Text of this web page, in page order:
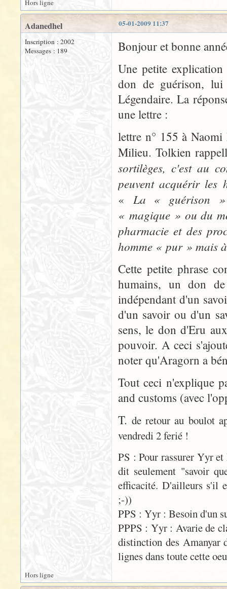
Hors ligne
05-01-2009 11:37
Adanedhel
Inscription : 2002
Messages : 189
Bonjour et bonne
Une petite
don de guérison,
Légendaire. La
une lettre :
lettre n° 155 à
Milieu. Tolkien
sortilèges, c'est au
peuvent acquérir les
« La « guérison »
« magique » ou du
pharmacie et des
homme « pur » mais
Cette petite phrase
humains, un don
indépendant d'un
d'un savoir ou d'un
sens, le don d'Eru
pouvoir. A ceci
noter qu'Aragorn a
Tout ceci n'explique
and customs (avec
T.de retour au boulot
vendredi 2 ferié !
PS : Pour rassurer Yyr
dit seulement "savoir
efficacité. D'ailleurs s'il
;-))
PPS : Yyr : Besoin d'un
PPPS : Yyr : Avarie de
distinction des Amanyar
lignes dans toute cette
Hors ligne